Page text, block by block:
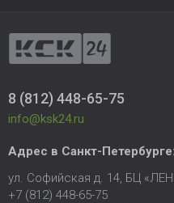
8 (812) 448-65-75
info@ksk24.ru
Адрес в Санкт-Петербурге:
ул. Софийская д. 14, БЦ
+7 (812) 448-65-75